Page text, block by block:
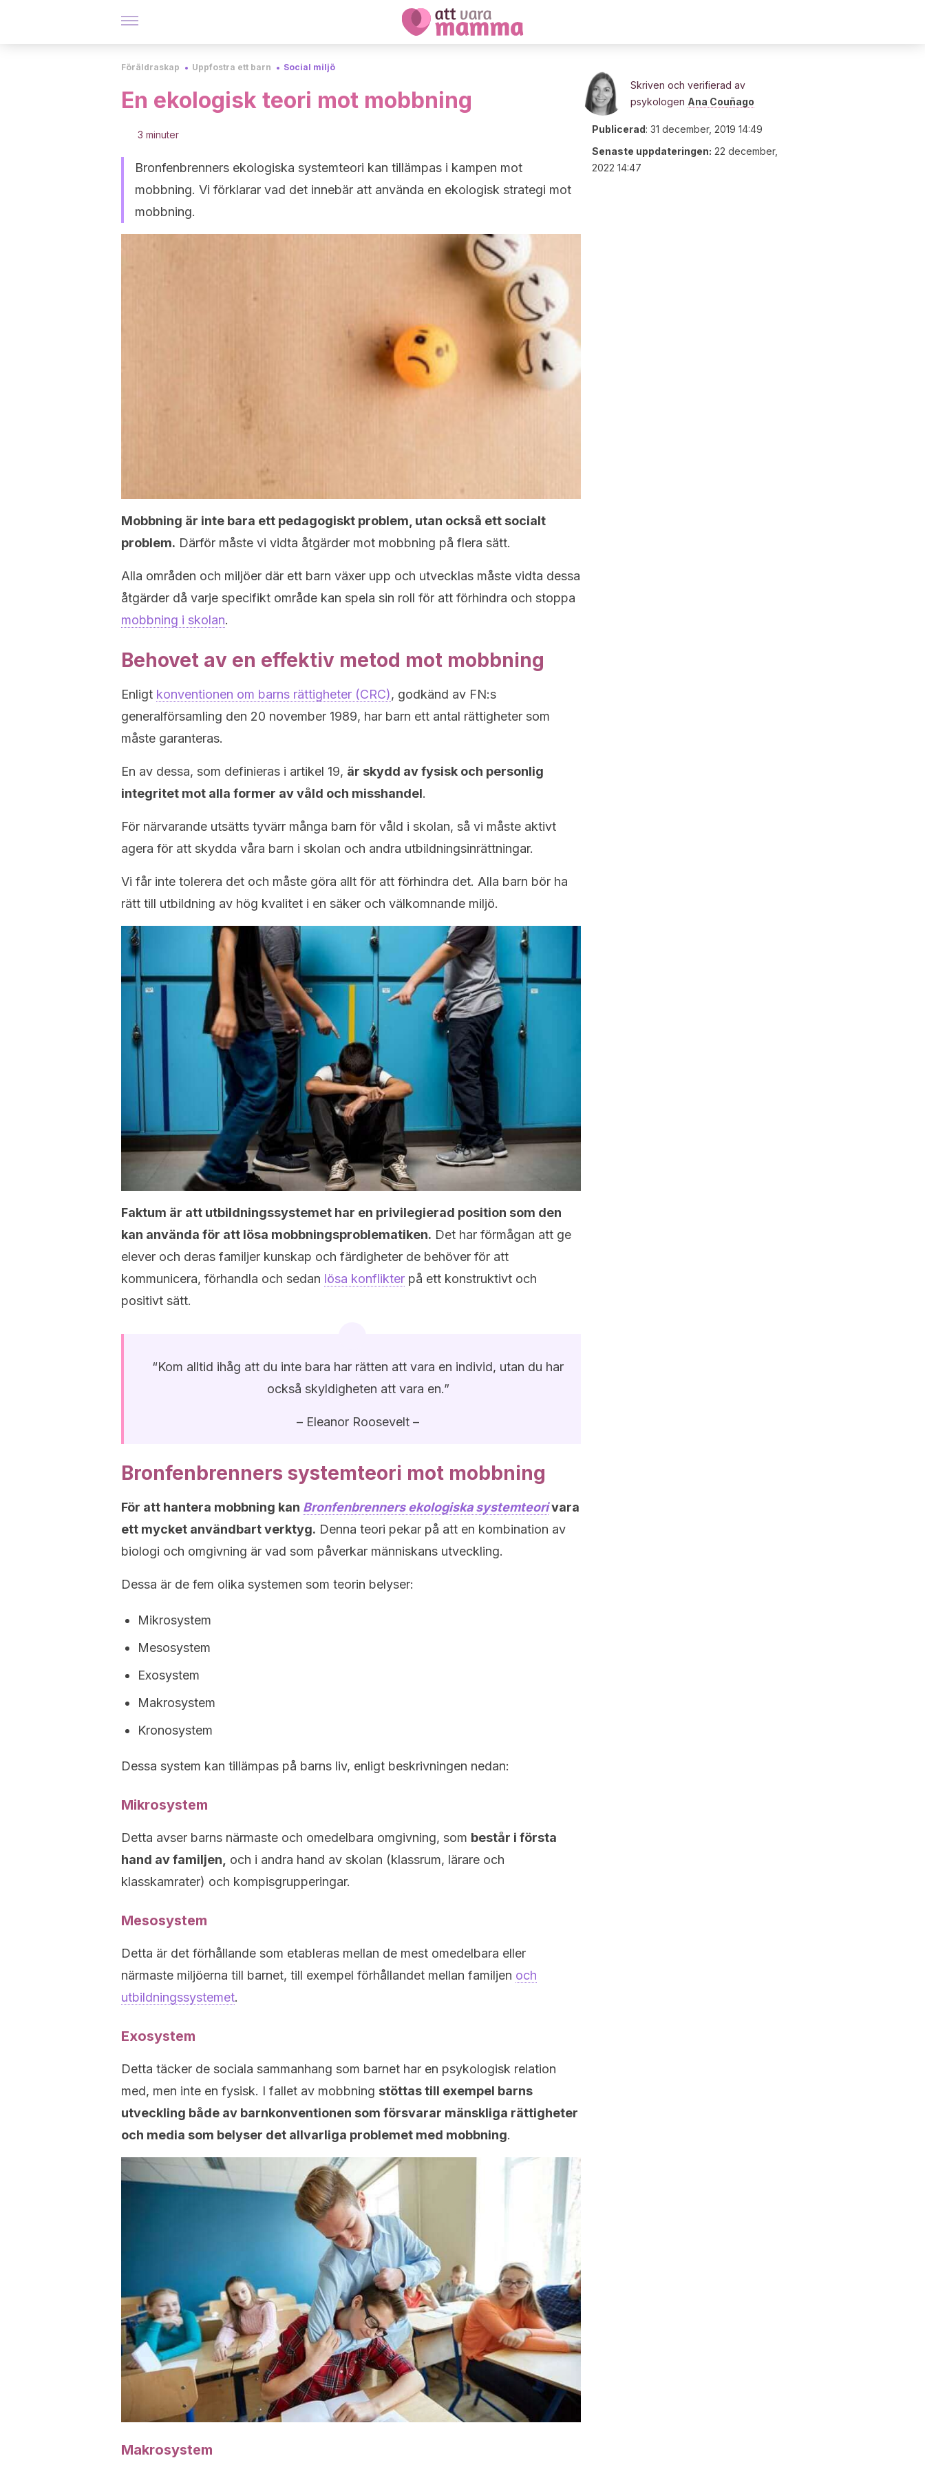
Föräldraskap Uppfostra ett barn Social miljö
En ekologisk teori mot mobbning
3 minuter
Bronfenbrenners ekologiska systemteori kan tillämpas i kampen mot
mobbning. Vi förklarar vad det innebär att använda en ekologisk strategi mot
mobbning.
Mobbning är inte bara ett pedagogiskt problem, utan också ett socialt
problem. Därför måste vi vidta åtgärder mot mobbning på flera sätt.
Alla områden och miljöer där ett barn växer upp och utvecklas måste vidta dessa
åtgärder då varje specifikt område kan spela sin roll för att förhindra och stoppa
mobbning i skolan.
Behovet av en effektiv metod mot mobbning
Enligt konventionen om barns rättigheter (CRC), godkänd av FN:s
generalförsamling den 20 november 1989, har barn ett antal rättigheter som
måste garanteras.
En av dessa, som definieras i artikel 19, är skydd av fysisk och personlig
integritet mot alla former av våld och misshandel.
För närvarande utsätts tyvärr många barn för våld i skolan, så vi måste aktivt
agera för att skydda våra barn i skolan och andra utbildningsinrättningar.
Vi får inte tolerera det och måste göra allt för att förhindra det. Alla barn bör ha
rätt till utbildning av hög kvalitet i en säker och välkomnande miljö.
Faktum är att utbildningssystemet har en privilegierad position som den
kan använda för att lösa mobbningsproblematiken. Det har förmågan att ge
elever och deras familjer kunskap och färdigheter de behöver för att
kommunicera, förhandla och sedan lösa konflikter på ett konstruktivt och
positivt sätt.
“Kom alltid ihåg att du inte bara har rätten att vara en individ, utan du har
också skyldigheten att vara en.”
– Eleanor Roosevelt –
Bronfenbrenners systemteori mot mobbning
För att hantera mobbning kan Bronfenbrenners ekologiska systemteorivara
ett mycket användbart verktyg. Denna teori pekar på att en kombination av
biologi och omgivning är vad som påverkar människans utveckling.
Dessa är de fem olika systemen som teorin belyser:
Mikrosystem
Mesosystem
Exosystem
Makrosystem
Kronosystem
Dessa system kan tillämpas på barns liv, enligt beskrivningen nedan:
Mikrosystem
Detta avser barns närmaste och omedelbara omgivning, som består i första
hand av familjen,
och i andra hand av skolan (klassrum, lärare och
klasskamrater) och kompisgrupperingar.
Mesosystem
Detta är det förhållande som etableras mellan de mest omedelbara eller
närmaste miljöerna till barnet, till exempel förhållandet mellan familjen och
utbildningssystemet.
Exosystem
Detta täcker de sociala sammanhang som barnet har en psykologisk relation
med, men inte en fysisk. I fallet av mobbning stöttas till exempel barns
utveckling både av barnkonventionen som försvarar mänskliga rättigheter
och media som belyser det allvarliga problemet med mobbning.
Makrosystem
Skriven och verifierad av
psykologen Ana Couñago
Publicerad: 31 december, 2019 14:49
Senaste uppdateringen: 22 december,
2022 14:47